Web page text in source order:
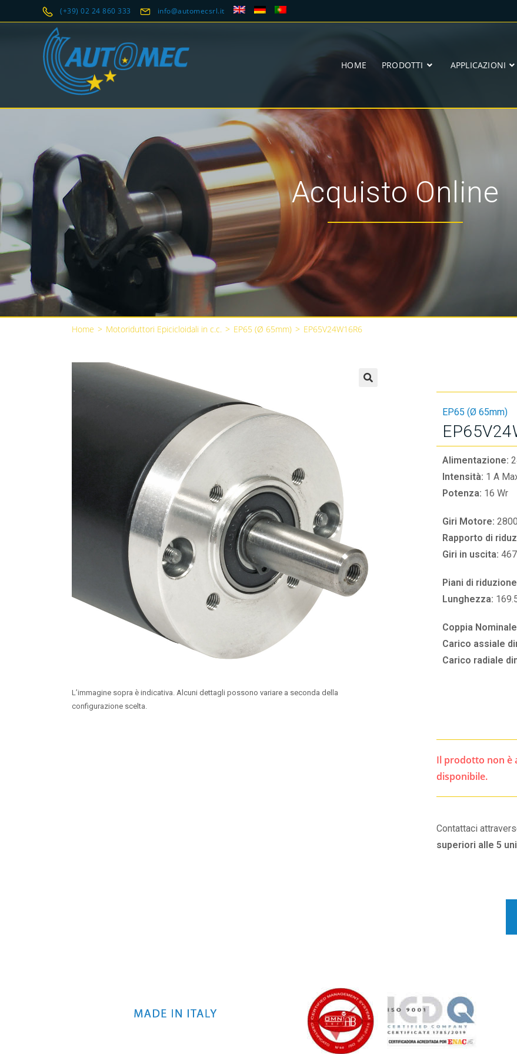
(+39) 02 24 860 333 info@automecsrl.it
HOME PRODOTTI APPLICAZIONI
Acquisto Online
Home > Motoriduttori Epicicloidali in c.c. > EP65 (Ø 65mm) > EP65V24W16R6
L’immagine sopra è indicativa. Alcuni dettagli possono variare a seconda della
configurazione scelta.
EP65 (Ø 65mm)
Alimentazione:
Intensità: 1 A
Potenza: 16 Wr
Giri Motore:
Rapporto di
Giri in uscita:
Piani di
Lunghezza:
Coppia
Carico assiale
Carico radiale
Il prodotto non è
disponibile.
Contattaci
superiori alle 5